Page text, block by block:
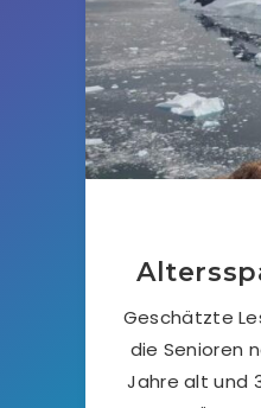
Geschätzte
die Senioren
Jahre alt und